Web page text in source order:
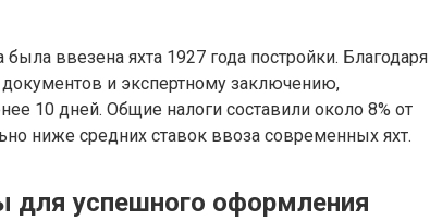
была ввезена яхта 1927 года постройки. Благодаря
и экспертному заключению,
10 дней. Общие налоги составили около 8% от
ниже средних ставок ввоза современных яхт.
для успешного оформления